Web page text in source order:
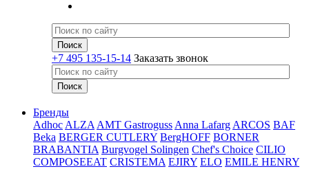
+7 495 135-15-14 Заказать звонок
Бренды
Adhoc ALZA AMT Gastroguss Anna Lafarg ARCOS BAF
Beka BERGER CUTLERY BergHOFF BORNER
BRABANTIA Burgvogel Solingen Chef's Choice CILIO
COMPOSEEAT CRISTEMA EJIRY ELO EMILE HENRY